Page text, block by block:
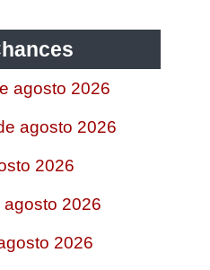
agosto 2026
agosto 2026
2026
2026
2026